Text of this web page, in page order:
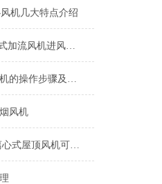
机几大特点介绍
SDF系列隧管道式加流风机进风口加设过滤网，可作净化送风箱用
上虞防爆轴流风机的操作步骤及保养
风机
BDW防爆玻璃离心式屋顶风机可为用户代为设计、并加工制作